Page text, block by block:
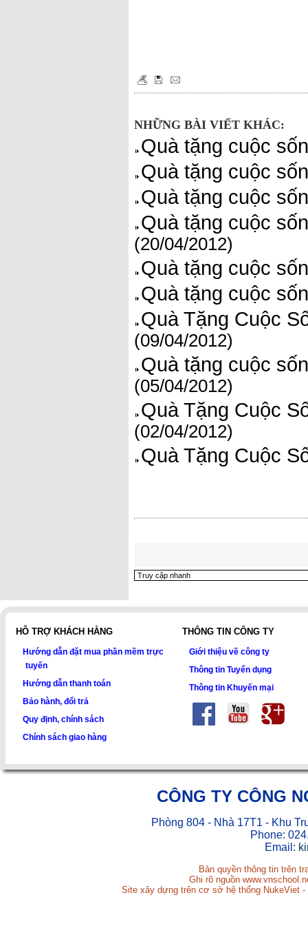
NHỮNG BÀI VIẾT KHÁC:
Quà tặng cuộc
Quà tặng cuộc
Quà tặng cuộc
Quà tặng cuộc
(20/04/2012)
Quà tặng cuộc
Quà tặng cuộc
Quà Tặng Cuộc
(09/04/2012)
Quà tặng cuộc
(05/04/2012)
Quà Tặng Cuộc
(02/04/2012)
Quà Tặng Cuộc
HỖ TRỢ KHÁCH HÀNG
Hướng dẫn đặt mua phần mềm trực
tuyến
Hướng dẫn thanh toán
Bảo hành, đổi trả
Quy định, chính sách
Chính sách giao hàng
THÔNG TIN CÔNG TY
Giới thiệu về công ty
Thông tin Tuyển dụng
Thông tin Khuyến mại
CÔNG TY CÔNG
Phòng 804 - Nhà 17T1 - Khu
Phone:
Email:
Bản quyền thông tin trên
Ghi rõ nguồn
Site xây dựng trên cơ sở hệ thống NukeViet